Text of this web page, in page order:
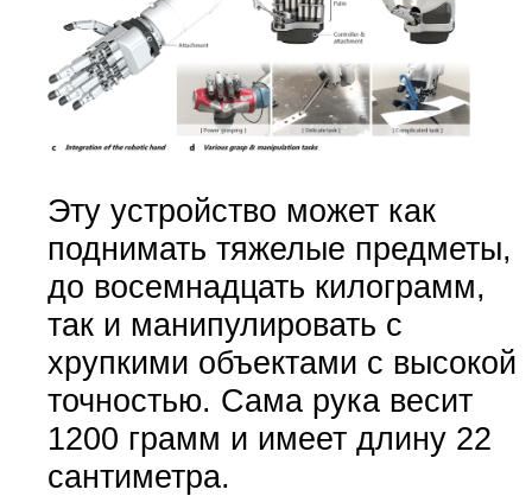
Эту устройство может как
поднимать тяжелые предметы,
до восемнадцать килограмм,
так и манипулировать с
хрупкими объектами с высокой
точностью. Сама рука весит
1200 грамм и имеет длину 22
сантиметра.